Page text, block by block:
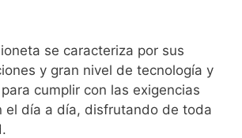
se caracteriza por sus
y gran nivel de tecnología y
cumplir con las exigencias
el día a día, disfrutando de toda